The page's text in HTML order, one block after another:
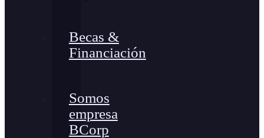
Becas &
Financiación
Somos
empresa
BCorp